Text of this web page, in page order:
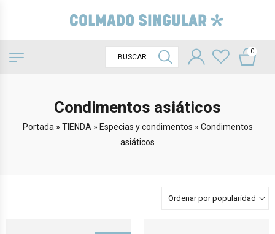
0
Condimentos asiáticos
Portada » TIENDA » Especias y condimentos » Condimentos
asiáticos
Ordenar por popularidad